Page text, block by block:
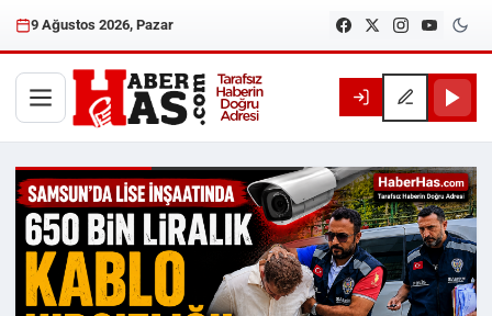
9 Ağustos 2026, Pazar
Haberhas — Samsun Son